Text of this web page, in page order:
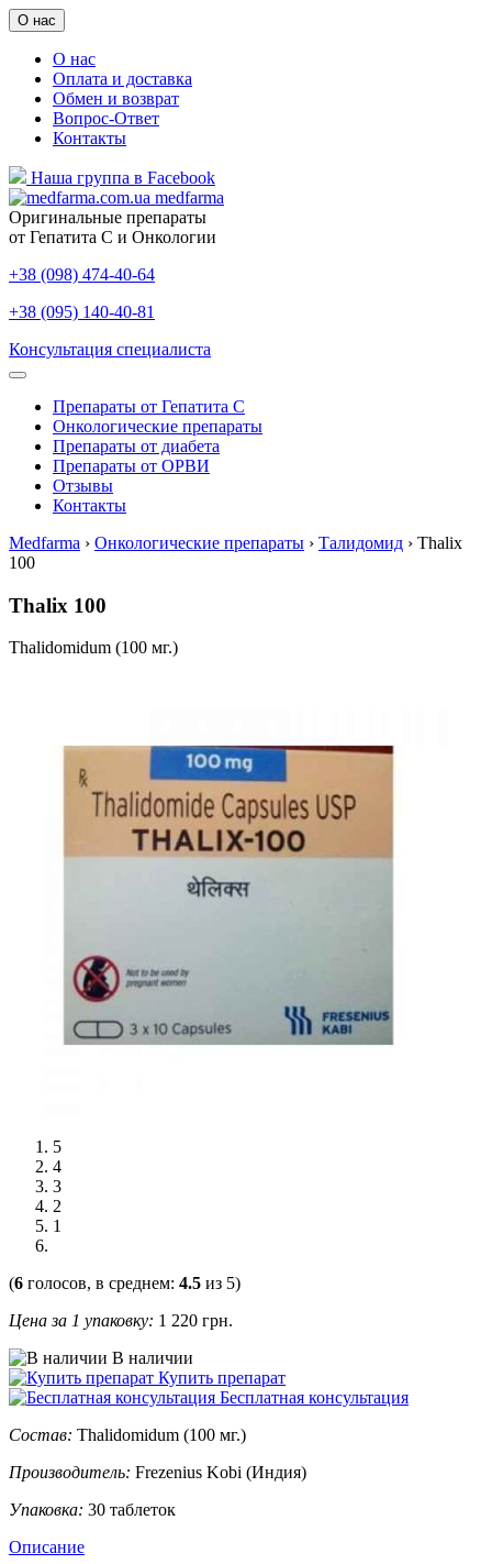
О нас
О нас
Оплата и доставка
Обмен и возврат
Вопрос-Ответ
Контакты
Наша группа в Facebook
medfarma
Оригинальные препараты
от Гепатита С и Онкологии
+38 (098) 474-40-64
+38 (095) 140-40-81
Консультация специалиста
Препараты от Гепатита С
Онкологические препараты
Препараты от диабета
Препараты от ОРВИ
Отзывы
Контакты
Medfarma › Онкологические препараты › Талидомид › Thalix
100
Thalix 100
Thalidomidum (100 мг.)
5
4
3
2
1
(6 голосов, в среднем: 4.5 из 5)
Цена за 1 упаковку: 1 220 грн.
В наличии
Купить препарат
Бесплатная консультация
Состав: Thalidomidum (100 мг.)
Производитель: Frezenius Kobi (Индия)
Упаковка: 30 таблеток
Описание